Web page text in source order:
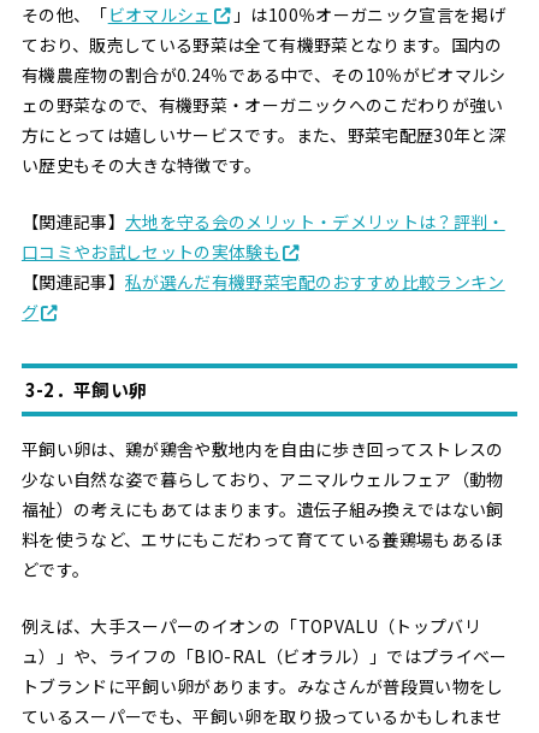
その他、「ビオマルシェ
」は100％オーガニック宣言を掲げ
ており、販売している野菜は全て有機野菜となります。国内の
有機農産物の割合が0.24％である中で、その10％がビオマルシ
ェの野菜なので、有機野菜・オーガニックへのこだわりが強い
方にとっては嬉しいサービスです。また、野菜宅配歴30年と深
い歴史もその大きな特徴です。
【関連記事】大地を守る会のメリット・デメリットは？評判・
口コミやお試しセットの実体験も
【関連記事】私が選んだ有機野菜宅配のおすすめ比較ランキン
グ
3-2．平飼い卵
平飼い卵は、鶏が鶏舎や敷地内を自由に歩き回ってストレスの
少ない自然な姿で暮らしており、アニマルウェルフェア（動物
福祉）の考えにもあてはまります。遺伝子組み換えではない飼
料を使うなど、エサにもこだわって育てている養鶏場もあるほ
どです。
例えば、大手スーパーのイオンの「TOPVALU（トップバリ
ュ）」や、ライフの「BIO-RAL（ビオラル）」ではプライベー
トブランドに平飼い卵があります。みなさんが普段買い物をし
ているスーパーでも、平飼い卵を取り扱っているかもしれませ